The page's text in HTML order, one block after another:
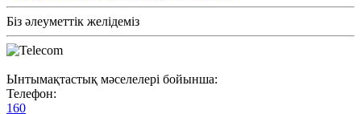
Біз әлеуметтік желідеміз
Ынтымақтастық мәселелері бойынша:
Телефон:
160